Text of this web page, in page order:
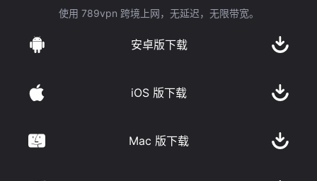
使用 789vpn 跨境上网，无延迟，无限带宽。
安卓版下载
iOS 版下载
Mac 版下载